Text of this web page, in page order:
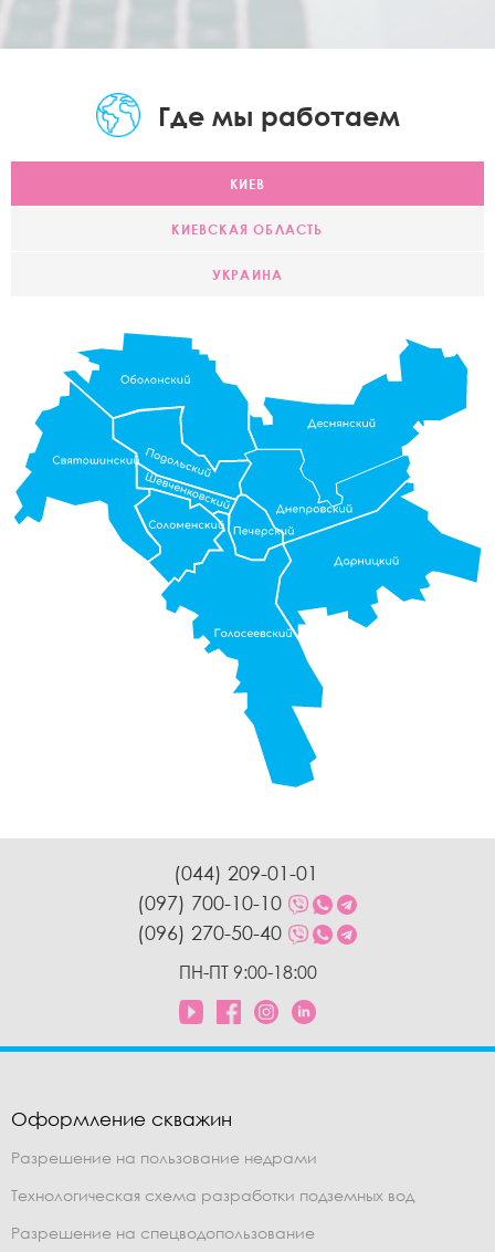
Где мы работаем
КИЕВ
КИЕВСКАЯ ОБЛАСТЬ
УКРАИНА
(044) 209-01-01
(097) 700-10-10
(096) 270-50-40
ПН-ПТ 9:00-18:00
Оформление скважин
Разрешение на пользование недрами
Технологическая схема разработки подземных вод
Разрешение на спецводопользование